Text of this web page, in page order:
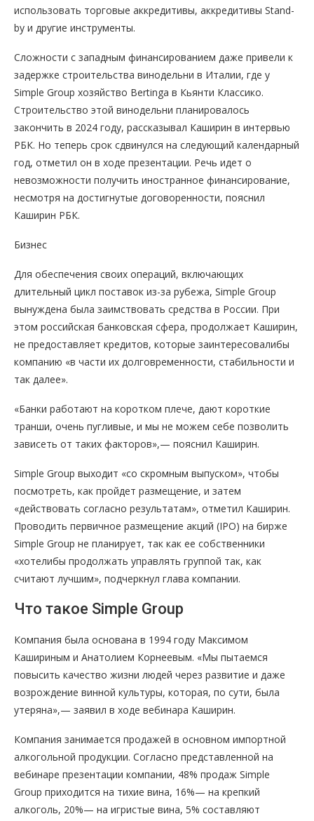
использовать торговые аккредитивы, аккредитивы Stand-
by и другие инструменты.
Сложности с западным финансированием даже привели к
задержке строительства винодельни в Италии, где у
Simple Group хозяйство Bertingа в Кьянти Классико.
Строительство этой винодельни планировалось
закончить в 2024 году, рассказывал Каширин в интервью
РБК. Но теперь срок сдвинулся на следующий календарный
год, отметил он в ходе презентации. Речь идет о
невозможности получить иностранное финансирование,
несмотря на достигнутые договоренности, пояснил
Каширин РБК.
Бизнес
Для обеспечения своих операций, включающих
длительный цикл поставок из-за рубежа, Simple Group
вынуждена была заимствовать средства в России. При
этом российская банковская сфера, продолжает Каширин,
не предоставляет кредитов, которые заинтересовалибы
компанию «в части их долговременности, стабильности и
так далее».
«Банки работают на коротком плече, дают короткие
транши, очень пугливые, и мы не можем себе позволить
зависеть от таких факторов»,— пояснил Каширин.
Simple Group выходит «со скромным выпуском», чтобы
посмотреть, как пройдет размещение, и затем
«действовать согласно результатам», отметил Каширин.
Проводить первичное размещение акций (IPO) на бирже
Simple Group не планирует, так как ее собственники
«хотелибы продолжать управлять группой так, как
считают лучшим», подчеркнул глава компании.
Что такое Simple Group
Компания была основана в 1994 году Максимом
Кашириным и Анатолием Корнеевым. «Мы пытаемся
повысить качество жизни людей через развитие и даже
возрождение винной культуры, которая, по сути, была
утеряна»,— заявил в ходе вебинара Каширин.
Компания занимается продажей в основном импортной
алкогольной продукции. Согласно представленной на
вебинаре презентации компании, 48% продаж Simple
Group приходится на тихие вина, 16%— на крепкий
алкоголь, 20%— на игристые вина, 5% составляют